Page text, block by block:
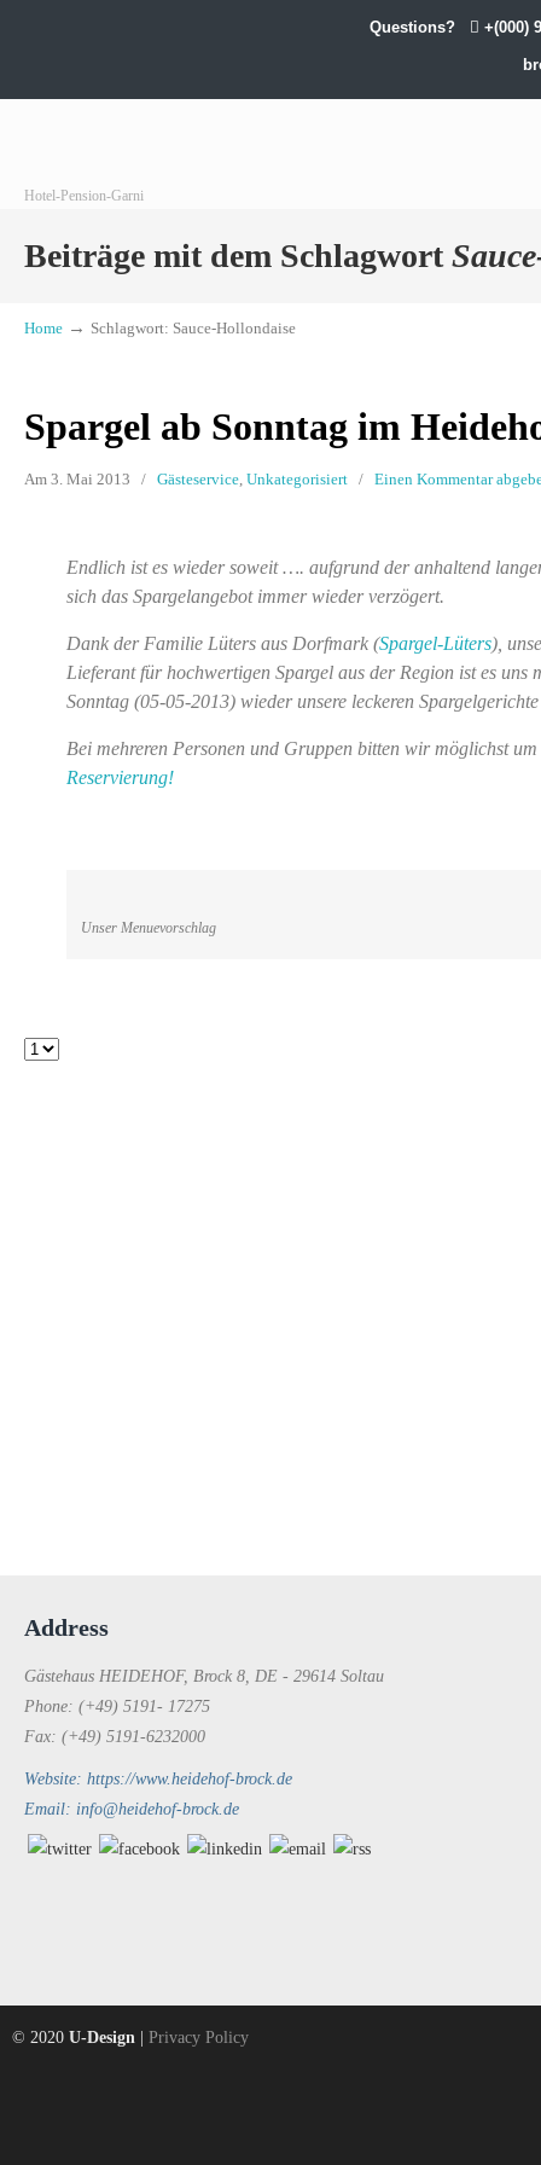
Questions? +(000)
Hotel-Pension-Garni
Beiträge mit dem Schlagwort
Home → Schlagwort: Sauce-Hollondaise
Spargel ab Sonntag im
Am 3. Mai 2013 / Gästeservice, Unkategorisiert / Einen Kommentar
Endlich ist es wieder soweit …. aufgrund der anhaltend
sich das Spargelangebot immer wieder verzögert.
Dank der Familie Lüters aus Dorfmark (Spargel-Lüters),
Lieferant für hochwertigen Spargel aus der Region ist es uns
Sonntag (05-05-2013) wieder unsere leckeren
Bei mehreren Personen und Gruppen bitten wir möglichst um
Reservierung!
Unser Menuevorschlag
Address
Gästehaus HEIDEHOF, Brock 8, DE - 29614 Soltau
Phone: (+49) 5191- 17275
Fax: (+49) 5191-6232000
Website: https://www.heidehof-brock.de
Email: info@heidehof-brock.de
© 2020 U-Design Privacy Policy